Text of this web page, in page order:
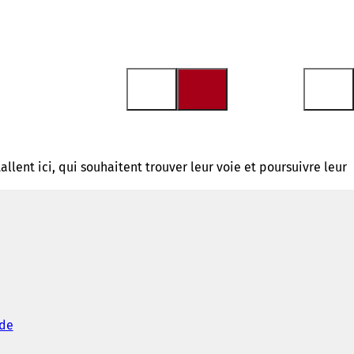
ici, qui souhaitent trouver leur voie et poursuivre leur